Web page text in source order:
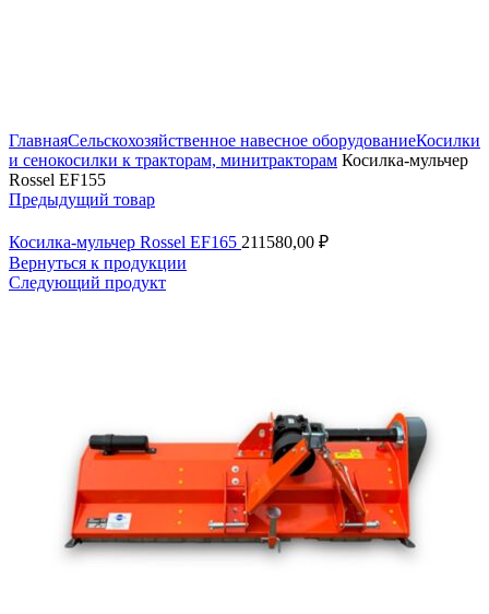
ГлавнаяСельскохозяйственное навесное оборудованиеКосилки
и сенокосилки к тракторам, минитракторам Косилка-мульчер
Rossel EF155
Предыдущий товар
Косилка-мульчер Rossel EF165 211580,00 ₽
Вернуться к продукции
Следующий продукт